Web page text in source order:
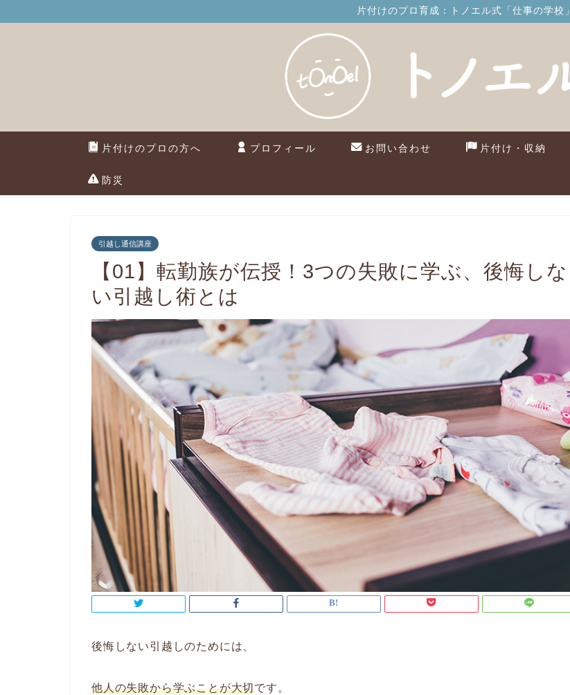
片付けのプロ育成：トノエル式「仕事の学校」
片付けのプロの方へ プロフィール お問い合わせ 片付け・収納
防災
引越し通信講座
【01】転勤族が伝授！3つの失敗に学ぶ、後悔しな
い引越し術とは
後悔しない引越しのためには、
他人の失敗から学ぶことが大切です。